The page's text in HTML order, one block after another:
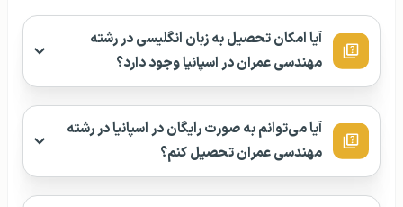
آیا امکان تحصیل به زبان انگلیسی در رشته
مهندسی عمران در اسپانیا وجود دارد؟
آیا می‌توانم به صورت رایگان در اسپانیا در رشته
مهندسی عمران تحصیل کنم؟